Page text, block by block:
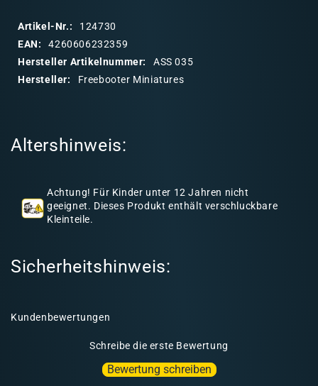
b
n
Artikel-Nr.:
124730
EAN:
4260606232359
Hersteller Artikelnummer:
ASS 035
Hersteller:
Freebooter Miniatures
Altershinweis:
Achtung! Für Kinder unter 12 Jahren nicht
geeignet. Dieses Produkt enthält verschluckbare
Kleinteile.
Sicherheitshinweis:
Kundenbewertungen
Schreibe die erste Bewertung
Bewertung schreiben